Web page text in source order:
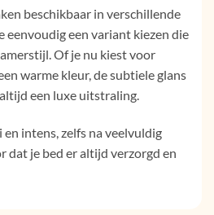
beschikbaar in verschillende
eenvoudig een variant kiezen die
Of je nu kiest voor
warme kleur, de subtiele glans
een luxe uitstraling.
intens, zelfs na veelvuldig
dat je bed er altijd verzorgd en